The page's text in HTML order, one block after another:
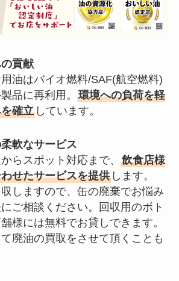
貢献
油はバイオ燃料/SAF(航空燃料)
品に再利用。 環境への負荷を軽
確立しています。
軟なサービス
らスポット対応まで、 飲食店様
せたサービスを提供します。
しますので、缶の廃棄でお悩み
ご相談ください。回収用のボト
様には無料でお貸しできます。
廃油の買取をさせて頂くことも